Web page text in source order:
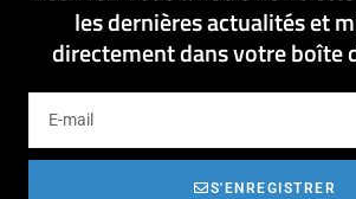
les dernières actualités et
directement dans votre boîte
S'ENREGISTRER